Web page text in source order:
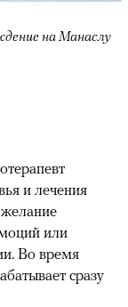
на Манаслу
и лечения
желание
или
Во время
сразу